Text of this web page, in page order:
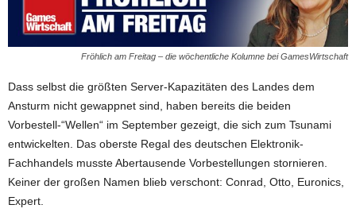
Fröhlich am Freitag – die wöchentliche Kolumne bei GamesWirtschaft
Dass selbst die größten Server-Kapazitäten des Landes dem
Ansturm nicht gewappnet sind, haben bereits die beiden
Vorbestell-“Wellen“ im September gezeigt, die sich zum Tsunami
entwickelten. Das oberste Regal des deutschen Elektronik-
Fachhandels musste Abertausende Vorbestellungen stornieren.
Keiner der großen Namen blieb verschont: Conrad, Otto, Euronics,
Expert.